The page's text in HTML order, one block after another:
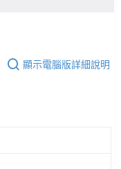
顯示電腦版詳細說明